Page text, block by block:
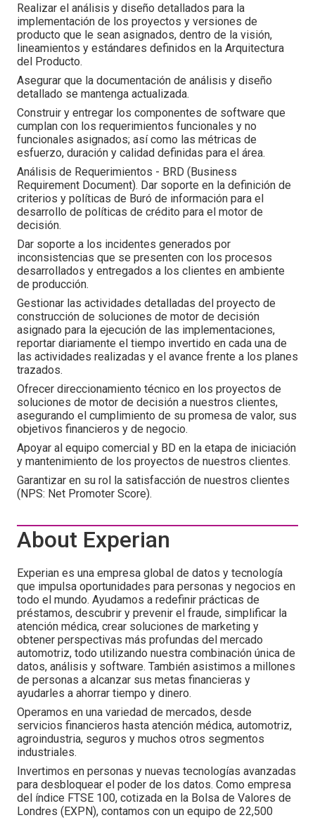
Realizar el análisis y diseño detallados para la
implementación de los proyectos y versiones de
producto que le sean asignados, dentro de la visión,
lineamientos y estándares definidos en la Arquitectura
del Producto.
Asegurar que la documentación de análisis y diseño
detallado se mantenga actualizada.
Construir y entregar los componentes de software que
cumplan con los requerimientos funcionales y no
funcionales asignados; así como las métricas de
esfuerzo, duración y calidad definidas para el área.
Análisis de Requerimientos - BRD (Business
Requirement Document). Dar soporte en la definición de
criterios y políticas de Buró de información para el
desarrollo de políticas de crédito para el motor de
decisión.
Dar soporte a los incidentes generados por
inconsistencias que se presenten con los procesos
desarrollados y entregados a los clientes en ambiente
de producción.
Gestionar las actividades detalladas del proyecto de
construcción de soluciones de motor de decisión
asignado para la ejecución de las implementaciones,
reportar diariamente el tiempo invertido en cada una de
las actividades realizadas y el avance frente a los planes
trazados.
Ofrecer direccionamiento técnico en los proyectos de
soluciones de motor de decisión a nuestros clientes,
asegurando el cumplimiento de su promesa de valor, sus
objetivos financieros y de negocio.
Apoyar al equipo comercial y BD en la etapa de iniciación
y mantenimiento de los proyectos de nuestros clientes.
Garantizar en su rol la satisfacción de nuestros clientes
(NPS: Net Promoter Score).
About Experian
Experian es una empresa global de datos y tecnología
que impulsa oportunidades para personas y negocios en
todo el mundo. Ayudamos a redefinir prácticas de
préstamos, descubrir y prevenir el fraude, simplificar la
atención médica, crear soluciones de marketing y
obtener perspectivas más profundas del mercado
automotriz, todo utilizando nuestra combinación única de
datos, análisis y software. También asistimos a millones
de personas a alcanzar sus metas financieras y
ayudarles a ahorrar tiempo y dinero.
Operamos en una variedad de mercados, desde
servicios financieros hasta atención médica, automotriz,
agroindustria, seguros y muchos otros segmentos
industriales.
Invertimos en personas y nuevas tecnologías avanzadas
para desbloquear el poder de los datos. Como empresa
del índice FTSE 100, cotizada en la Bolsa de Valores de
Londres (EXPN), contamos con un equipo de 22,500